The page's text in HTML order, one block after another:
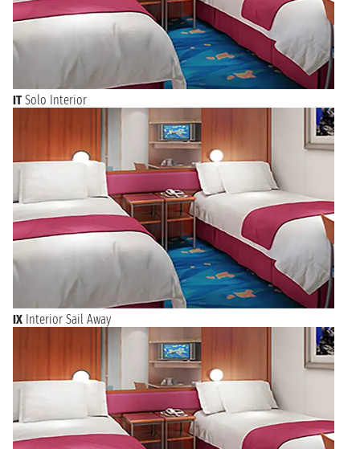
IT Solo Interior
IX Interior Sail Away